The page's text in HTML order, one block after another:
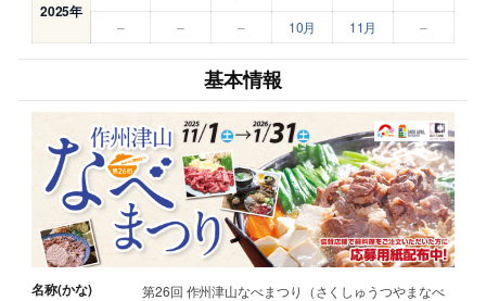
2025年
–
– – 10月 11月 –
基本情報
名称(かな)
第26回 作州津山なべまつり（さくしゅうつやまなべ